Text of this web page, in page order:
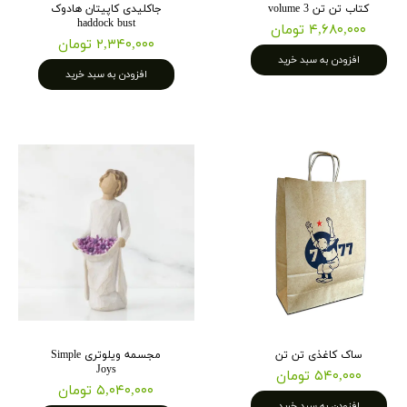
کتاب تن تن volume 3
۴,۶۸۰,۰۰۰ تومان
افزودن به سبد خرید
جاکلیدی کاپیتان هادوک
haddock bust
۲,۳۴۰,۰۰۰ تومان
افزودن به سبد خرید
ساک کاغذی تن تن
۵۴۰,۰۰۰ تومان
مجسمه ویلوتری Simple
Joys
۵,۰۴۰,۰۰۰ تومان